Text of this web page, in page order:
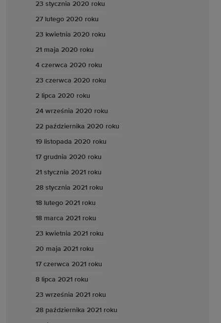
23 stycznia 2020 roku
27 lutego 2020 roku
23 kwietnia 2020 roku
21 maja 2020 roku
4 czerwca 2020 roku
23 czerwca 2020 roku
2 lipca 2020 roku
24 września 2020 roku
22 października 2020 roku
19 listopada 2020 roku
17 grudnia 2020 roku
21 stycznia 2021 roku
28 stycznia 2021 roku
18 lutego 2021 roku
18 marca 2021 roku
23 kwietnia 2021 roku
20 maja 2021 roku
17 czerwca 2021 roku
8 lipca 2021 roku
23 września 2021 roku
28 października 2021 roku